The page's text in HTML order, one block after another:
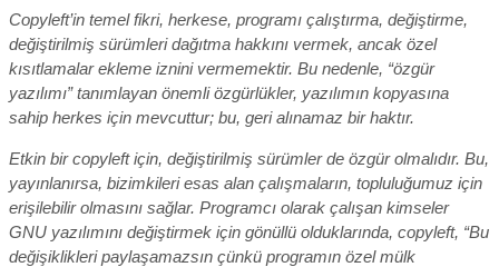
Copyleft’in temel fikri, herkese, programı çalıştırma, değiştirme,
değiştirilmiş sürümleri dağıtma hakkını vermek, ancak özel
kısıtlamalar ekleme iznini vermemektir. Bu nedenle, “özgür
yazılımı” tanımlayan önemli özgürlükler, yazılımın kopyasına
sahip herkes için mevcuttur; bu, geri alınamaz bir haktır.
Etkin bir copyleft için, değiştirilmiş sürümler de özgür olmalıdır. Bu,
yayınlanırsa, bizimkileri esas alan çalışmaların, topluluğumuz için
erişilebilir olmasını sağlar. Programcı olarak çalışan kimseler
GNU yazılımını değiştirmek için gönüllü olduklarında, copyleft, “Bu
değişiklikleri paylaşamazsın çünkü programın özel mülk